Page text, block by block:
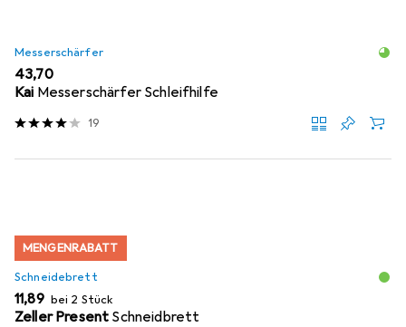
Messerschärfer
EUR
43,70
Kai Messerschärfer Schleifhilfe
19
MENGENRABATT
Schneidebrett
EUR
11,89 bei 2 Stück
Zeller Present Schneidbrett